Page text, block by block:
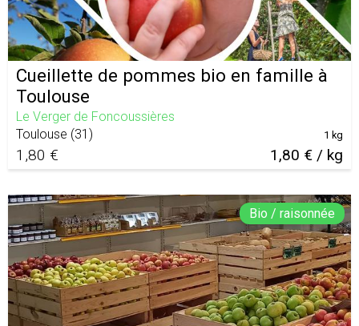
Cueillette de pommes bio en famille à
Toulouse
Le Verger de Foncoussières
Toulouse (31 )
1,80 € 1,80 € / kg
1 kg
Bio / raisonnée